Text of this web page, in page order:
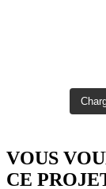
VOUS
CE